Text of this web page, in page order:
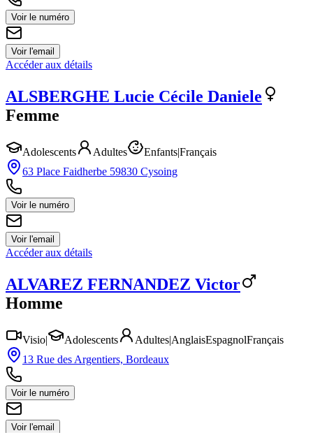
Voir le numéro
Voir l'email
Accéder aux détails
ALSBERGHE Lucie Cécile Daniele
Femme
Adolescents Adultes Enfants|Français
63 Place Faidherbe 59830 Cysoing
Voir le numéro
Voir l'email
Accéder aux détails
ALVAREZ FERNANDEZ Victor
Homme
Visio| Adolescents Adultes|AnglaisEspagnolFrançais
13 Rue des Argentiers, Bordeaux
Voir le numéro
Voir l'email